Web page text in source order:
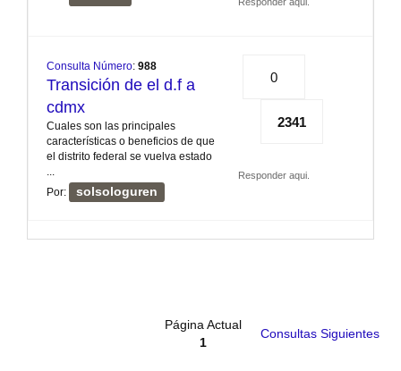
Consulta Número: 988
Transición de el d.f a
cdmx
Cuales son las principales
características o beneficios de que
el distrito federal se vuelva estado
...
Por:
solsologuren
0
2341
Responder aqui.
Página Actual
1
Consultas Siguientes